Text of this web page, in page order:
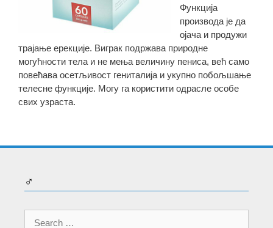
Функција
производа је да
ојача и продужи
трајање ерекције. Виграк подржава природне
могућности тела и не мења величину пениса, већ само
повећава осетљивост гениталија и укупно побољшање
телесне функције. Могу га користити одрасле особе
свих узраста.
♂